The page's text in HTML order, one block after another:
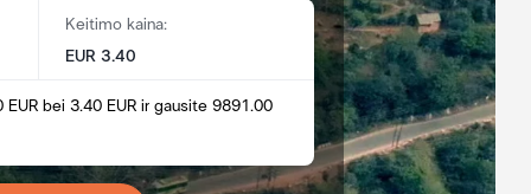
Keitimo kaina:
EUR 3.40
bei 3.40 EUR ir gausite 9891.00